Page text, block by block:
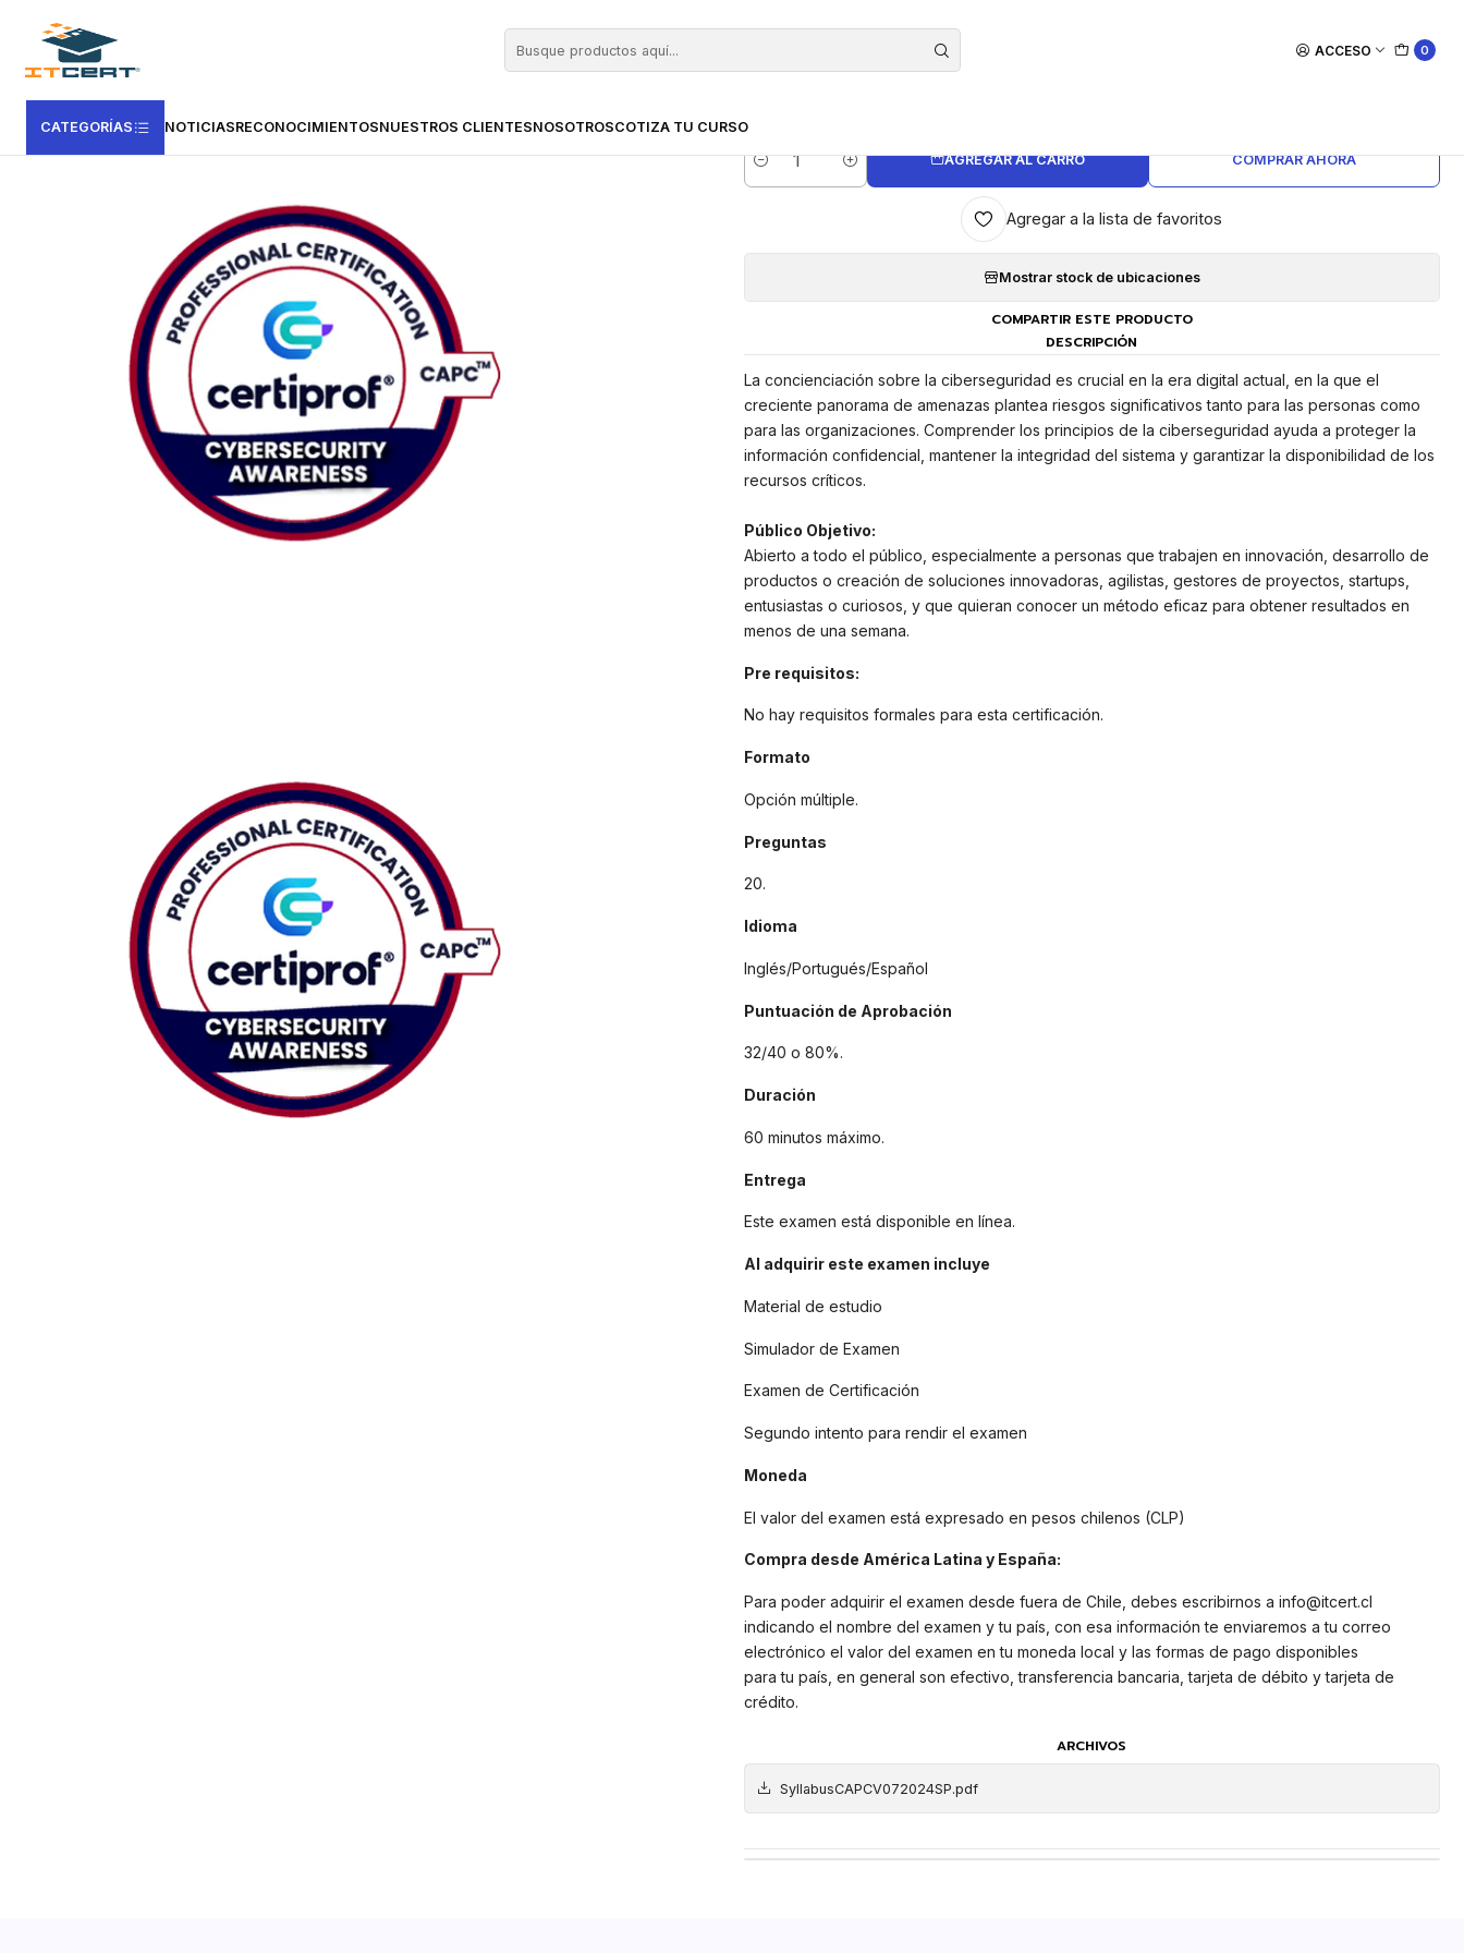
ACCESO 0
CATEGORÍAS NOTICIASRECONOCIMIENTOSNUESTROS CLIENTESNOSOTROSCOTIZA TU CURSO
Inicio
Cantidad
AGREGAR AL CARRO COMPRAR AHORA
Agregar a la lista de favoritos
Mostrar stock de ubicaciones
COMPARTIR ESTE PRODUCTO
DESCRIPCIÓN
La concienciación sobre la ciberseguridad es crucial en la era digital actual, en la que el
creciente panorama de amenazas plantea riesgos significativos tanto para las personas como
para las organizaciones. Comprender los principios de la ciberseguridad ayuda a proteger la
información confidencial, mantener la integridad del sistema y garantizar la disponibilidad de los
recursos críticos.
Público Objetivo:
Abierto a todo el público, especialmente a personas que trabajen en innovación, desarrollo de
productos o creación de soluciones innovadoras, agilistas, gestores de proyectos, startups,
entusiastas o curiosos, y que quieran conocer un método eficaz para obtener resultados en
menos de una semana.
Pre requisitos:
No hay requisitos formales para esta certificación.
Formato
Opción múltiple.
Preguntas
20.
Idioma
Inglés/Portugués/Español
Puntuación de Aprobación
32/40 o 80%.
Duración
60 minutos máximo.
Entrega
Este examen está disponible en línea.
Al adquirir este examen incluye
Material de estudio
Simulador de Examen
Examen de Certificación
Segundo intento para rendir el examen
Moneda
El valor del examen está expresado en pesos chilenos (CLP)
Compra desde América Latina y España:
Para poder adquirir el examen desde fuera de Chile, debes escribirnos a info@itcert.cl
indicando el nombre del examen y tu país, con esa información te enviaremos a tu correo
electrónico el valor del examen en tu moneda local y las formas de pago disponibles
para tu país, en general son efectivo, transferencia bancaria, tarjeta de débito y tarjeta de
crédito.
ARCHIVOS
SyllabusCAPCV072024SP.pdf